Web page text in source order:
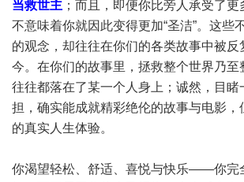
当救世主 ；而且，即便你比旁人承受了
不意味着你就因此变得更加“圣洁”。这些
的观念，却往往在你们的各类故事中被反
今。在你们的故事里，拯救整个世界乃至
往往都落在了某一个人身上；诚然，目睹
担，确实能成就精彩绝伦的故事与电影，
的真实人生体验。
你渴望轻松、舒适、喜悦与快乐——你完